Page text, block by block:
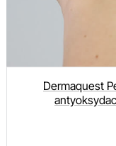
Dermaquest